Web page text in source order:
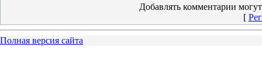
Добавлять комментарии
[
Полная версия сайта